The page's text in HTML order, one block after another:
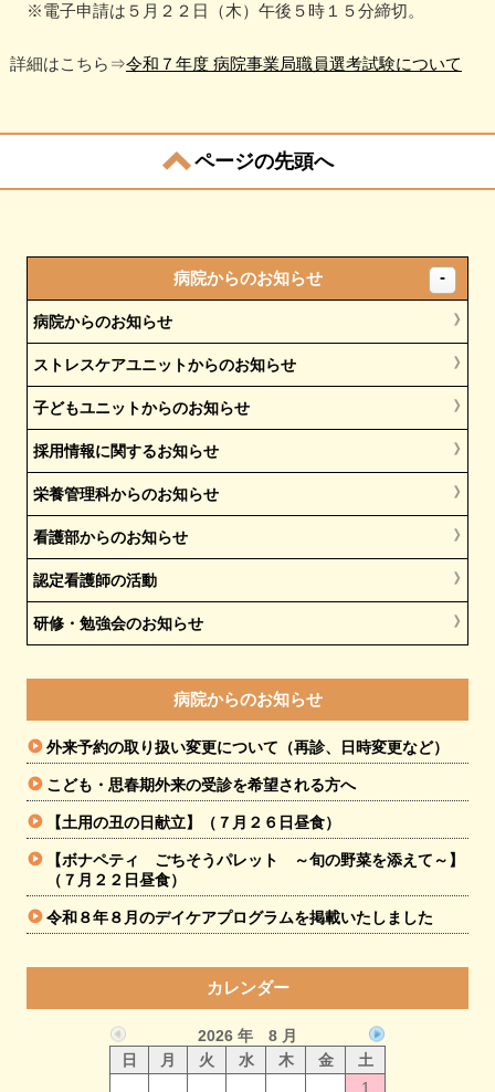
※電子申請は５月２２日（木）午後５時１５分締切。
詳細はこちら⇒令和７年度 病院事業局職員選考試験について
ページの先頭へ
病院からのお知らせ
病院からのお知らせ
ストレスケアユニットからのお知らせ
子どもユニットからのお知らせ
採用情報に関するお知らせ
栄養管理科からのお知らせ
看護部からのお知らせ
認定看護師の活動
研修・勉強会のお知らせ
病院からのお知らせ
外来予約の取り扱い変更について（再診、日時変更など）
こども・思春期外来の受診を希望される方へ
【土用の丑の日献立】（７月２６日昼食）
【ボナペティ ごちそうパレット ～旬の野菜を添えて～】
（７月２２日昼食）
令和８年８月のデイケアプログラムを掲載いたしました
カレンダー
2026 年 8 月
日
月 火 水 木 金
土
1